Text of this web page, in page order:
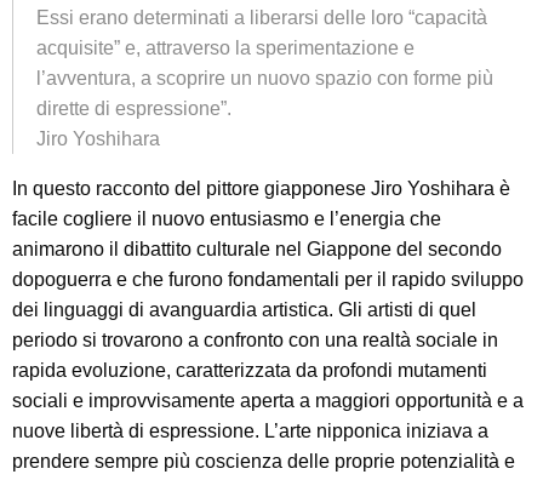
Essi erano determinati a liberarsi delle loro “capacità
acquisite” e, attraverso la sperimentazione e
l’avventura, a scoprire un nuovo spazio con forme più
dirette di espressione”.
Jiro Yoshihara
In questo racconto del pittore giapponese Jiro Yoshihara è
facile cogliere il nuovo entusiasmo e l’energia che
animarono il dibattito culturale nel Giappone del secondo
dopoguerra e che furono fondamentali per il rapido sviluppo
dei linguaggi di avanguardia artistica. Gli artisti di quel
periodo si trovarono a confronto con una realtà sociale in
rapida evoluzione, caratterizzata da profondi mutamenti
sociali e improvvisamente aperta a maggiori opportunità e a
nuove libertà di espressione. L’arte nipponica iniziava a
prendere sempre più coscienza delle proprie potenzialità e